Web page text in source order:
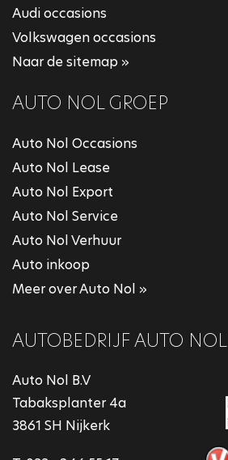
Audi occasions
Volkswagen occasions
Naar de sitemap »
AUTO NOL GROEP
Auto Nol Occasions
Auto Nol Lease
Auto Nol Export
Auto Nol Service
Auto Nol Verhuur
Auto inkoop
Meer over Auto Nol »
AUTOBEDRIJF AUTO NOL
Auto Nol B.V
Tabaksplanter 4a
3861 SH Nijkerk